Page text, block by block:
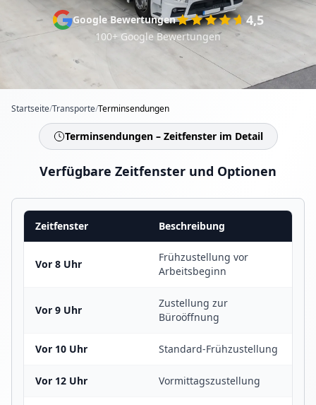
Google Bewertungen 4,5
100+ Google Bewertungen
Startseite/Transporte/Terminsendungen
Terminsendungen – Zeitfenster im Detail
Verfügbare Zeitfenster und Optionen
Zeitfenster Beschreibung
Vor 8 Uhr
Frühzustellung vor
Arbeitsbeginn
Vor 9 Uhr
Zustellung zur
Büroöffnung
Vor 10 Uhr Standard-Frühzustellung
Vor 12 Uhr Vormittagszustellung